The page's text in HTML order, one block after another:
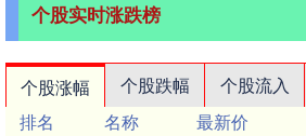
个股实时涨跌榜
个股涨幅 个股跌幅 个股流入
排名
名称 最新价